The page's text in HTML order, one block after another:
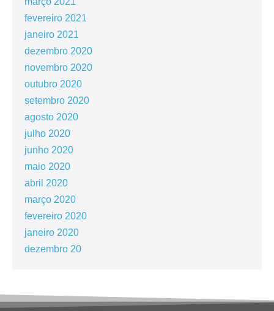
fevereiro 2021
janeiro 2021
dezembro 2020
novembro 2020
outubro 2020
setembro 2020
agosto 2020
julho 2020
junho 2020
maio 2020
abril 2020
março 2020
fevereiro 2020
janeiro 2020
dezembro 20